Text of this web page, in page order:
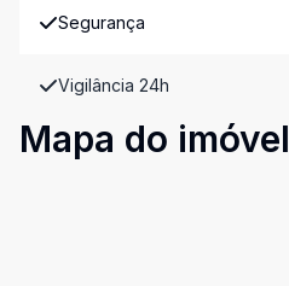
Segurança
Vigilância 24h
Mapa do imóvel